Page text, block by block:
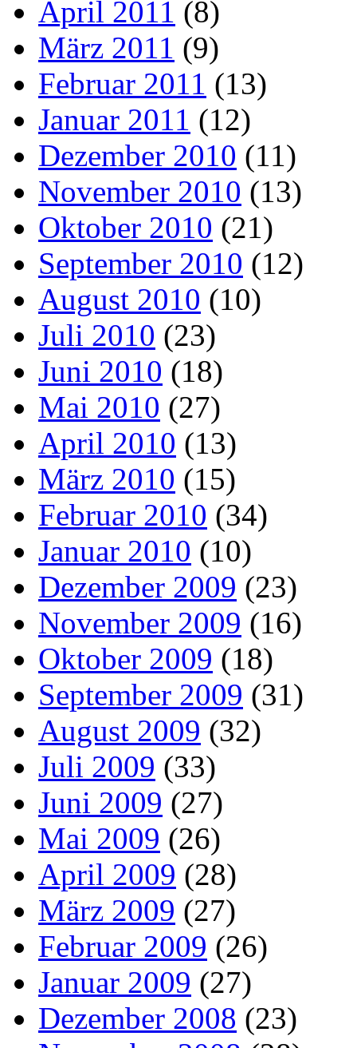
April 2011 (8)
März 2011 (9)
Februar 2011 (13)
Januar 2011 (12)
Dezember 2010 (11)
November 2010 (13)
Oktober 2010 (21)
September 2010 (12)
August 2010 (10)
Juli 2010 (23)
Juni 2010 (18)
Mai 2010 (27)
April 2010 (13)
März 2010 (15)
Februar 2010 (34)
Januar 2010 (10)
Dezember 2009 (23)
November 2009 (16)
Oktober 2009 (18)
September 2009 (31)
August 2009 (32)
Juli 2009 (33)
Juni 2009 (27)
Mai 2009 (26)
April 2009 (28)
März 2009 (27)
Februar 2009 (26)
Januar 2009 (27)
Dezember 2008 (23)